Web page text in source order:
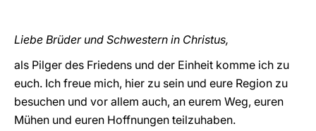
Liebe Brüder und Schwestern in Christus,
als Pilger des Friedens und der Einheit komme ich zu
euch. Ich freue mich, hier zu sein und eure Region zu
besuchen und vor allem auch, an eurem Weg, euren
Mühen und euren Hoffnungen teilzuhaben.